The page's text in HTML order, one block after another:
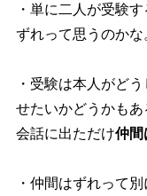
・単に二人が受験
ずれって思うのかな
・受験は本人がど
せたいかどうかも
会話に出ただけ仲間
・仲間はずれって